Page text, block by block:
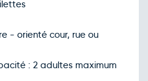
Retour le Sam. 26 déc. 26
- orienté cour, rue ou
: 2 adultes maximum